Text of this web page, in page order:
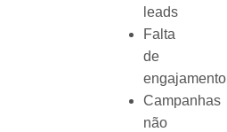
leads
Falta
de
engajamento
Campanhas
não